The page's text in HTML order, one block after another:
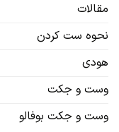
مقالات
نحوه ست کردن
هودی
وست و جکت
وست و جکت بوفالو